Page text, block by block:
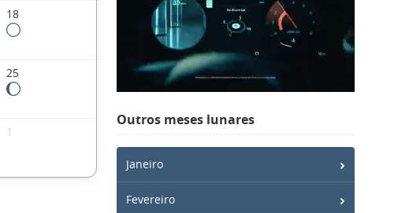
18
25
1
Outros meses lunares
Janeiro
Fevereiro